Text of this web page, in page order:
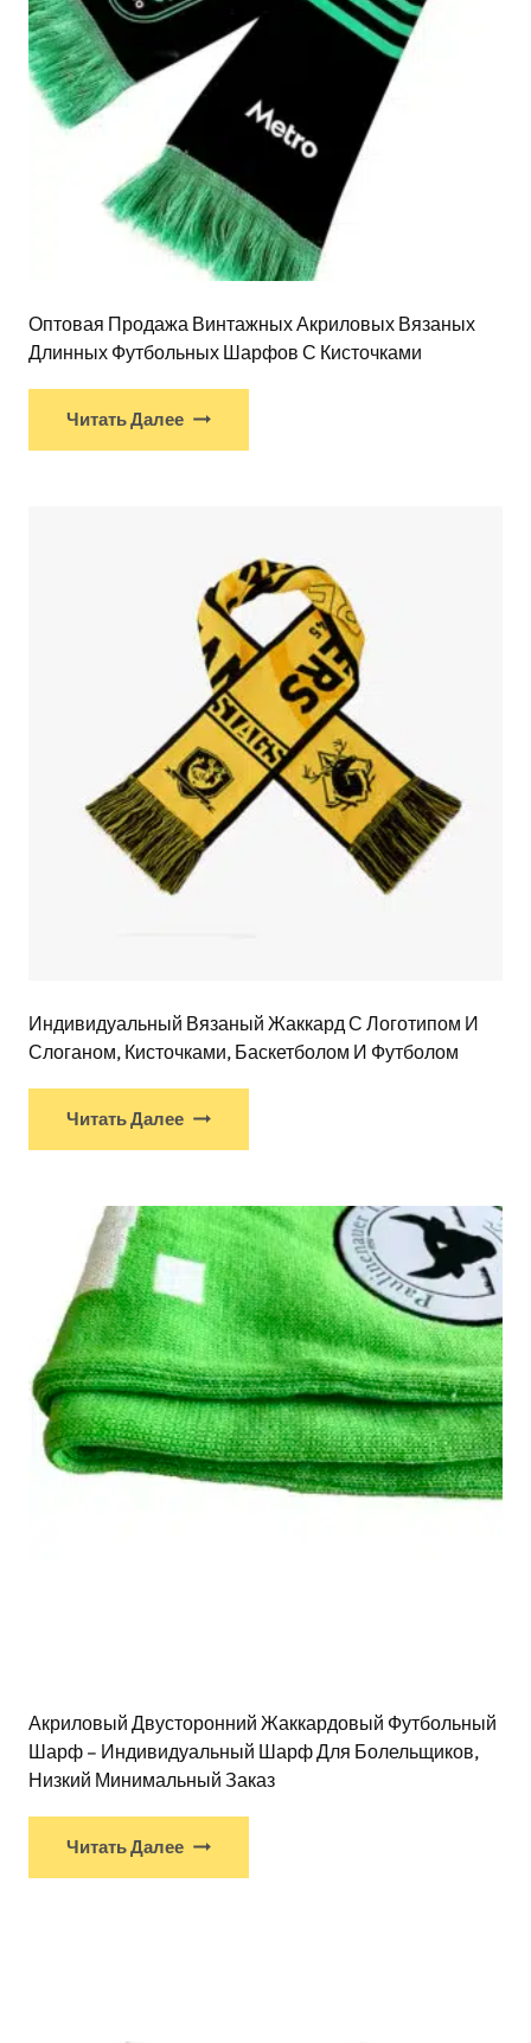
Оптовая Продажа Винтажных Акриловых Вязаных
Длинных Футбольных Шарфов С Кисточками
Читать Далее
Индивидуальный Вязаный Жаккард С Логотипом И
Слоганом, Кисточками, Баскетболом И Футболом
Читать Далее
Акриловый Двусторонний Жаккардовый Футбольный
Шарф – Индивидуальный Шарф Для Болельщиков,
Низкий Минимальный Заказ
Читать Далее